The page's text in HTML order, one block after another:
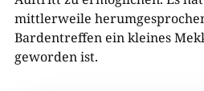
mittlerweile
Bardentreffen ein kleines
geworden ist.